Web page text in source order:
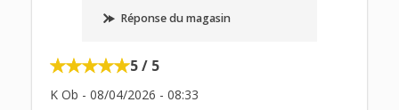
Réponse du magasin
5 / 5
K Ob - 08/04/2026 - 08:33